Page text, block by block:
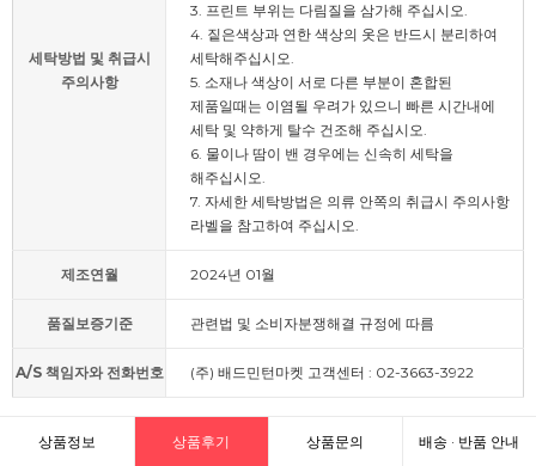
세탁방법 및 취급시
주의사항
3. 프린트 부위는 다림질을 삼가해 주십시오.
4. 짙은색상과 연한 색상의 옷은 반드시 분리하여
세탁해주십시오.
5. 소재나 색상이 서로 다른 부분이 혼합된
제품일때는 이염될 우려가 있으니 빠른 시간내에
세탁 및 약하게 탈수 건조해 주십시오.
6. 물이나 땀이 밴 경우에는 신속히 세탁을
해주십시오.
7. 자세한 세탁방법은 의류 안쪽의 취급시 주의사항
라벨을 참고하여 주십시오.
제조연월 2024년 01월
품질보증기준 관련법 및 소비자분쟁해결 규정에 따름
A/S 책임자와 전화번호 (주) 배드민턴마켓 고객센터 : 02-3663-3922
상품정보 상품후기 상품문의 배송 · 반품 안내